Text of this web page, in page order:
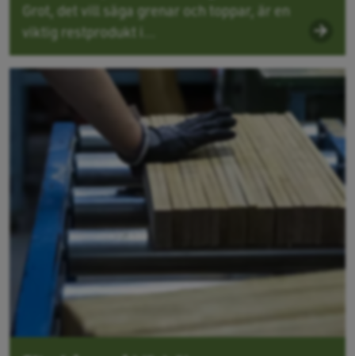
Grot, det vill säga grenar och toppar, är en
viktig restprodukt i...